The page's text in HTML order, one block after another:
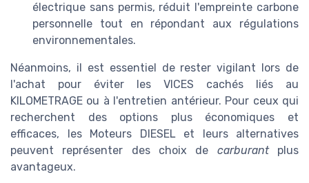
électrique sans permis, réduit l'empreinte carbone
personnelle tout en répondant aux régulations
environnementales.
Néanmoins, il est essentiel de rester vigilant lors de
l'achat pour éviter les VICES cachés liés au
KILOMETRAGE ou à l'entretien antérieur. Pour ceux qui
recherchent des options plus économiques et
efficaces, les Moteurs DIESEL et leurs alternatives
peuvent représenter des choix de carburantplus
avantageux.